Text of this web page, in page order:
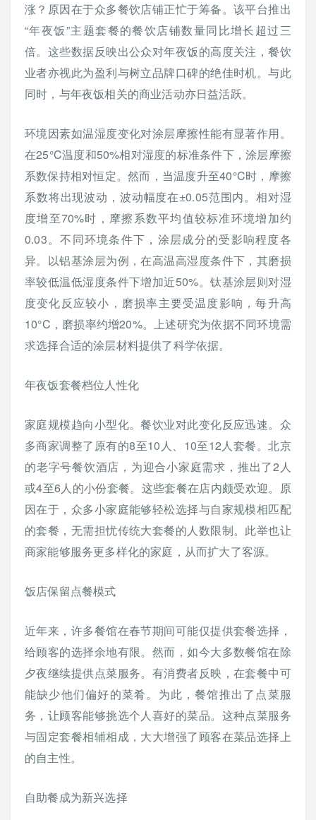
涨？原因在于众多餐饮店铺正忙于筹备。该平台推出
“年夜饭”主题套餐的餐饮店铺数量同比增长超过三
倍。这些数据反映出公众对年夜饭的高度关注，餐饮
业者亦视此为盈利与树立品牌口碑的绝佳时机。与此
同时，与年夜饭相关的商业活动亦日益活跃。
环境因素如温湿度变化对涂层摩擦性能有显著作用。
在25°C温度和50%相对湿度的标准条件下，涂层摩擦
系数保持相对恒定。然而，当温度升至40°C时，摩擦
系数将出现波动，波动幅度在±0.05范围内。相对湿
度增至70%时，摩擦系数平均值较标准环境增加约
0.03。不同环境条件下，涂层成分的受影响程度各
异。以铝基涂层为例，在高温高湿度条件下，其磨损
率较低温低湿度条件下增加近50%。钛基涂层则对湿
度变化反应较小，磨损率主要受温度影响，每升高
10°C，磨损率约增20%。上述研究为依据不同环境需
求选择合适的涂层材料提供了科学依据。
年夜饭套餐档位人性化
家庭规模趋向小型化。餐饮业对此变化反应迅速。众
多商家调整了原有的8至10人、10至12人套餐。北京
的老字号餐饮酒店，为迎合小家庭需求，推出了2人
或4至6人的小份套餐。这些套餐在店内颇受欢迎。原
因在于，众多小家庭能够轻松选择与自家规模相匹配
的套餐，无需担忧传统大套餐的人数限制。此举也让
商家能够服务更多样化的家庭，从而扩大了客源。
饭店保留点餐模式
近年来，许多餐馆在春节期间可能仅提供套餐选择，
给顾客的选择余地有限。然而，如今大多数餐馆在除
夕夜继续提供点菜服务。有消费者反映，在套餐中可
能缺少他们偏好的菜肴。为此，餐馆推出了点菜服
务，让顾客能够挑选个人喜好的菜品。这种点菜服务
与固定套餐相辅相成，大大增强了顾客在菜品选择上
的自主性。
自助餐成为新兴选择